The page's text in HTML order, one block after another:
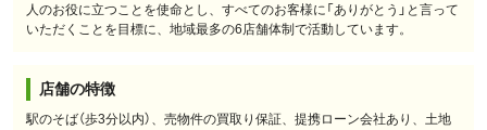
人のお役に立つことを使命とし、すべてのお客様に「ありがとう」と言って
いただくことを目標に、地域最多の6店舗体制で活動しています。
店舗の特徴
駅のそば（歩3分以内）、売物件の買取り保証、提携ローン会社あり、土地